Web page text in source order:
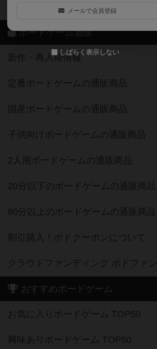
メールで会員登録
しばらく表示しない
ボドゲーマご利用案内
ボードゲーム通販
新作・再入荷情報
定番ボードゲームの通販商品
国産ボードゲームの通販商品
子供向けボードゲームの通販商品
2人用ボードゲームの通販商品
20分以下のボードゲームの通販商品
60分以上のボードゲームの通販商品
割引購入！ボドクーポンについて
クラウドファンディング ボドファン
おすすめボードゲーム
お気に入りボードゲーム TOP50
興味ありボードゲーム TOP50